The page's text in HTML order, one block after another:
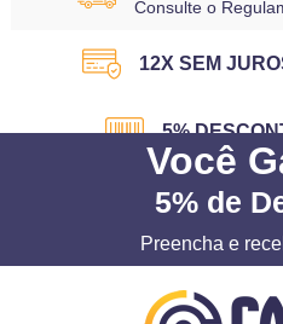
Consulte o
12X SEM
5%
Você
5% de
Preencha e